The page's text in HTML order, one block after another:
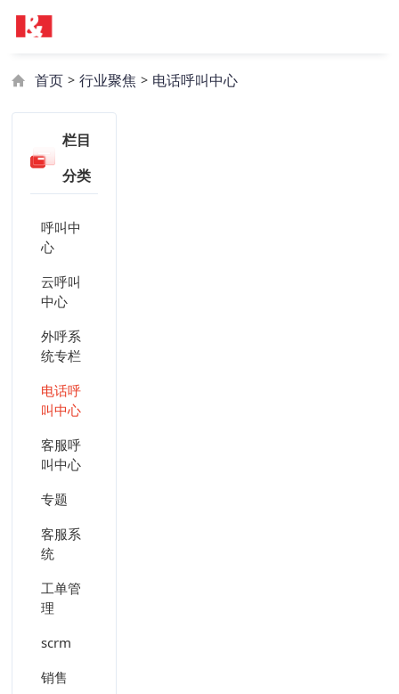
首页 > 行业聚焦 > 电话呼叫中心
栏目
分类
呼叫中
心
云呼叫
中心
外呼系
统专栏
电话呼
叫中心
客服呼
叫中心
专题
客服系
统
工单管
理
scrm
销售